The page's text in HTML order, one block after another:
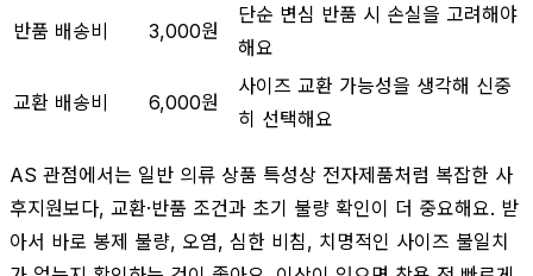
반품 배송비 3,000원
단순 변심 반품 시 손실을 고려해야
해요
교환 배송비 6,000원
사이즈 교환 가능성을 생각해 신중
히 선택해요
AS 관점에서는 일반 의류 상품 특성상 전자제품처럼 복잡한 사
후지원보다, 교환·반품 조건과 초기 불량 확인이 더 중요해요. 받
아서 바로 봉제 불량, 오염, 심한 비침, 치명적인 사이즈 불일치